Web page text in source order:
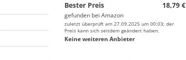
Bester Preis
18,79 €
gefunden bei Amazon
zuletzt überprüft am 27.09.2025 um 00:03; der
Preis kann sich seitdem geändert haben.
Keine weiteren Anbieter